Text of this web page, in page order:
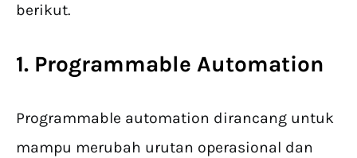
berikut.
1. Programmable Automation
Programmable automation dirancang untuk
mampu merubah urutan operasional dan